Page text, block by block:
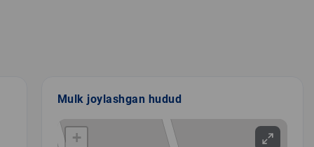
Mulk joylashgan hudud
+